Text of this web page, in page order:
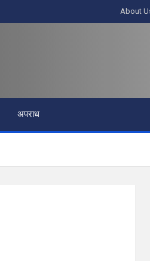
About
अपराध